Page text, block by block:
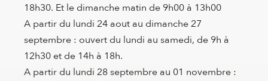
18h30. Et le dimanche matin de 9h00 à 13h00
A partir du lundi 24 aout au dimanche 27
septembre : ouvert du lundi au samedi, de 9h à
12h30 et de 14h à 18h.
A partir du lundi 28 septembre au 01 novembre :